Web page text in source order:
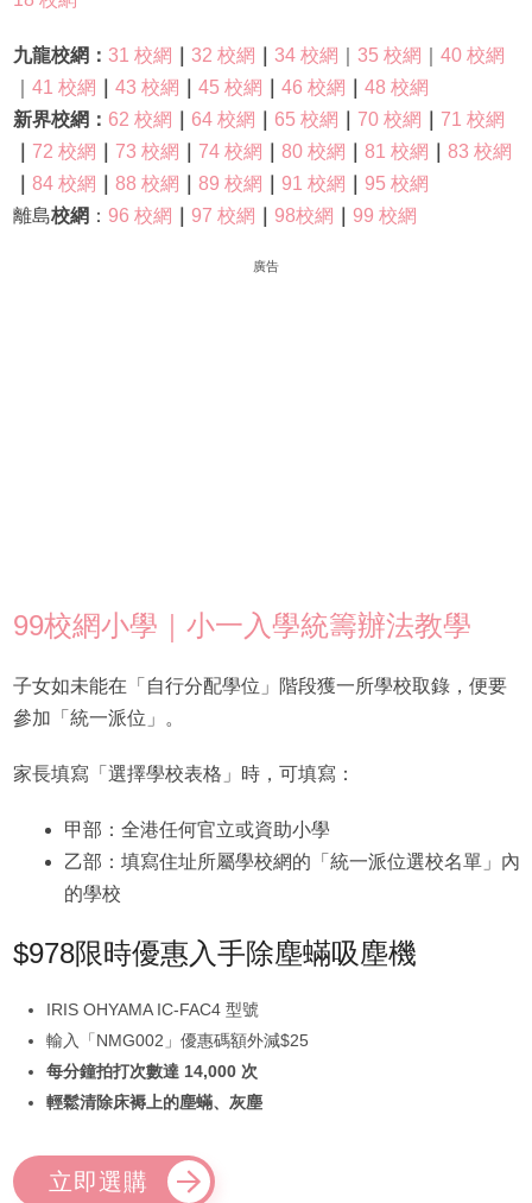
九龍校網： 31 校網 32 校網 34 校網 35 校網
40 校網
41 校網 43 校網 45 校網 46 校網
48 校網
新界校網： 62 校網 64 校網 65 校網 70 校網
71 校網
72 校網 73 校網 74 校網 80 校網 81 校網
83 校網
84 校網 88 校網 89 校網 91 校網
95 校網
離島校網 ： 96 校網 97 校網 98校網 99 校網
廣告
99校網小學｜小一入學統籌辦法教學
子女如未能在「自行分配學位」階段獲一所學校取錄，便要
參加「統一派位」。
家長填寫「選擇學校表格」時，可填寫：
甲部：全港任何官立或資助小學
乙部：填寫住址所屬學校網的「統一派位選校名單」內
的學校
$978限時優惠入手除塵蟎吸塵機
IRIS OHYAMA IC-FAC4 型號
輸入「NMG002」優惠碼額外減$25
每分鐘拍打次數達 14,000 次
輕鬆清除床褥上的塵蟎、灰塵
立即選購